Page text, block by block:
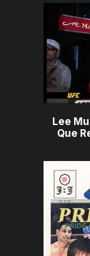
Lee
Que